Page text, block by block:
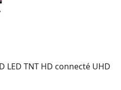
LED TNT HD connecté UHD